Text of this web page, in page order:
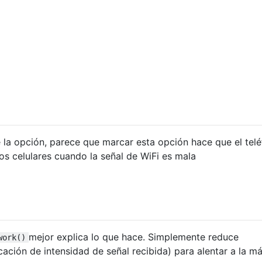
opción, parece que marcar esta opción hace que el
celulares cuando la señal de WiFi es mala
mejor explica lo que hace. Simplemente reduce
de intensidad de señal recibida) para alentar a la